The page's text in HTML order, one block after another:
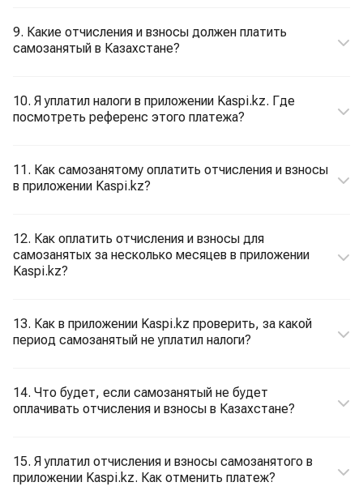
9. Какие отчисления и взносы должен платить
самозанятый в Казахстане?
10. Я уплатил налоги в приложении Kaspi.kz. Где
посмотреть референс этого платежа?
11. Как самозанятому оплатить отчисления и взносы
в приложении Kaspi.kz?
12. Как оплатить отчисления и взносы для
самозанятых за несколько месяцев в приложении
Kaspi.kz?
13. Как в приложении Kaspi.kz проверить, за какой
период самозанятый не уплатил налоги?
14. Что будет, если самозанятый не будет
оплачивать отчисления и взносы в Казахстане?
15. Я уплатил отчисления и взносы самозанятого в
приложении Kaspi.kz. Как отменить платеж?